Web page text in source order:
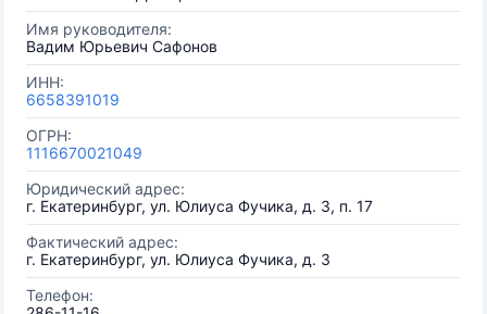
Имя руководителя:
Вадим Юрьевич Сафонов
ИНН:
6658391019
ОГРН:
1116670021049
Юридический адрес:
г. Екатеринбург, ул. Юлиуса Фучика, д. 3, п. 17
Фактический адрес:
г. Екатеринбург, ул. Юлиуса Фучика, д. 3
Телефон: